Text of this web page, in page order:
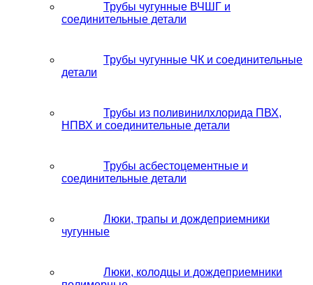
Трубы чугунные ВЧШГ и
соединительные детали
Трубы чугунные ЧК и соединительные
детали
Трубы из поливинилхлорида ПВХ,
НПВХ и соединительные детали
Трубы асбестоцементные и
соединительные детали
Люки, трапы и дождеприемники
чугунные
Люки, колодцы и дождеприемники